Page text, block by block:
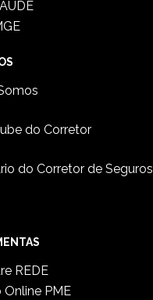
do Corretor
do Corretor de Seguros
REDE
Online PME